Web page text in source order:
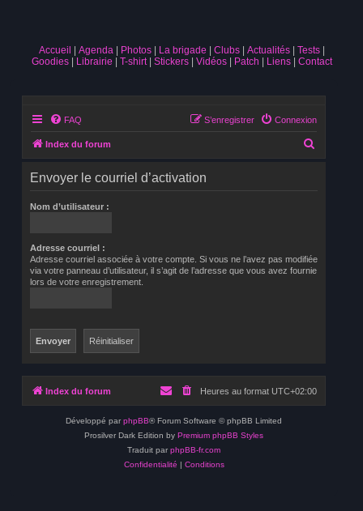
Accueil Agenda Photos La brigade Clubs Actualités
Tests
Goodies
Librairie T-shirt Stickers Vidéos Patch Liens Contact
FAQ Connexion
S’enregistrer
Index du forum
c
Envoyer le courriel d’activation
Nom d’utilisateur :
Adresse courriel :
Adresse courriel associée à votre compte. Si vous ne l’avez pas modifiée
via votre panneau d’utilisateur, il s’agit de l’adresse que vous avez fournie
lors de votre enregistrement.
Index du forum Heures au format UTC+02:00
Développé par phpBB® Forum Software © phpBB Limited
Prosilver Dark Edition by Premium phpBB Styles
Traduit par phpBB-fr.com
Confidentialité | Conditions